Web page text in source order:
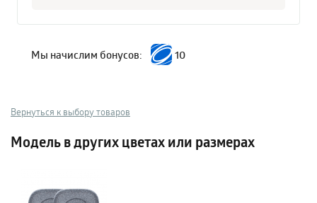
Мы начислим бонусов: 10
Вернуться к выбору товаров
Модель в других цветах или размерах